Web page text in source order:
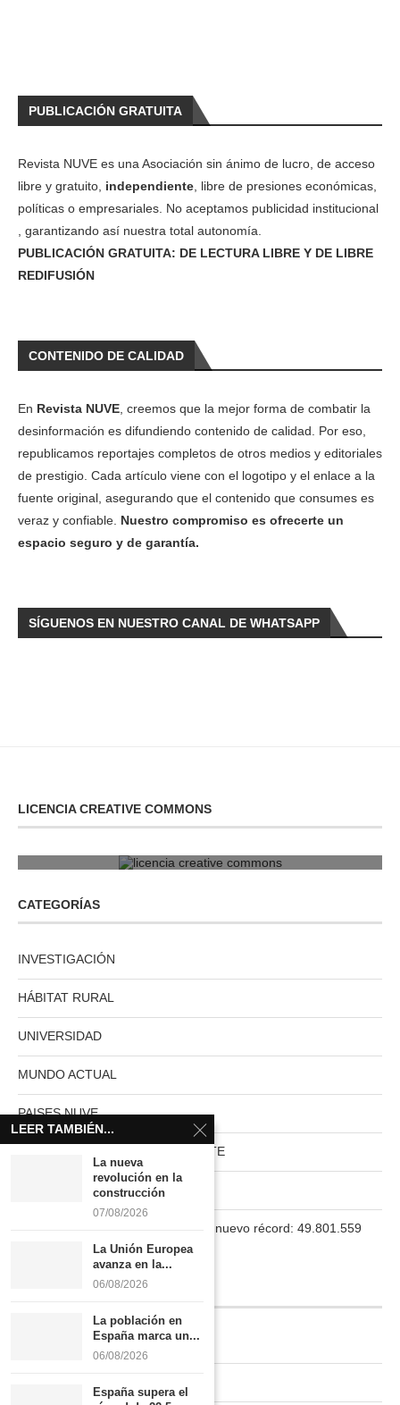
PUBLICACIÓN GRATUITA
Revista NUVE es una Asociación sin ánimo de lucro, de acceso
libre y gratuito, independiente , libre de presiones económicas,
políticas o empresariales. No aceptamos publicidad institucional
, garantizando así nuestra total autonomía.
PUBLICACIÓN GRATUITA: DE LECTURA LIBRE Y DE LIBRE
REDIFUSIÓN
CONTENIDO DE CALIDAD
En Revista NUVE , creemos que la mejor forma de combatir la
desinformación es difundiendo contenido de calidad. Por eso,
republicamos reportajes completos de otros medios y editoriales
de prestigio. Cada artículo viene con el logotipo y el enlace a la
fuente original, asegurando que el contenido que consumes es
veraz y confiable. Nuestro compromiso es ofrecerte un
espacio seguro y de garantía.
SÍGUENOS EN NUESTRO CANAL DE WHATSAPP
LICENCIA CREATIVE COMMONS
CATEGORÍAS
INVESTIGACIÓN
HÁBITAT RURAL
UNIVERSIDAD
MUNDO ACTUAL
PAISES NUVE
HABITAT RURAL AUTOSUFICIENTE
La población en España marca un nuevo récord: 49.801.559
INFORMACIÓN
Quiénes somos
LEER TAMBIÉN...
La nueva
revolución en la
construcción
07/08/2026
La Unión Europea
avanza en la...
06/08/2026
La población en
España marca un...
06/08/2026
España supera el